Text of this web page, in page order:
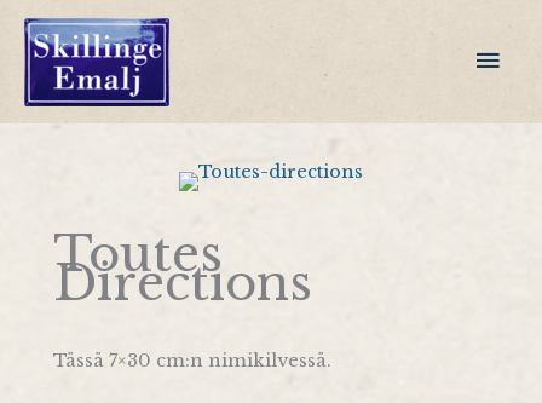
Siirry
sisältöön
Toutes
Directions
Tässä 7×30 cm:n nimikilvessä.